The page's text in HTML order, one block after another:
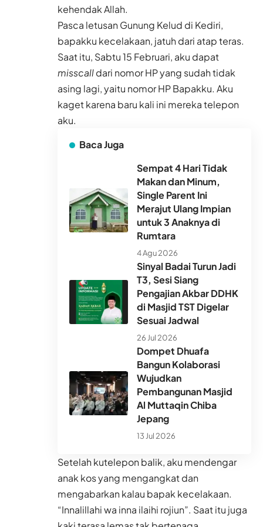
kehendak Allah.
Pasca letusan Gunung Kelud di Kediri,
bapakku kecelakaan, jatuh dari atap teras.
Saat itu, Sabtu 15 Februari, aku dapat
misscalldari nomor HP yang sudah tidak
asing lagi, yaitu nomor HP Bapakku. Aku
kaget karena baru kali ini mereka telepon
aku.
Baca Juga
Sempat 4 Hari Tidak
Makan dan Minum,
Single Parent Ini
Merajut Ulang Impian
untuk 3 Anaknya di
Rumtara
4 Agu 2026
Sinyal Badai Turun Jadi
T3, Sesi Siang
Pengajian Akbar DDHK
di Masjid TST Digelar
Sesuai Jadwal
26 Jul 2026
Dompet Dhuafa
Bangun Kolaborasi
Wujudkan
Pembangunan Masjid
Al Muttaqin Chiba
Jepang
13 Jul 2026
Setelah kutelepon balik, aku mendengar
anak kos yang mengangkat dan
mengabarkan kalau bapak kecelakaan.
“Innalillahi wa inna ilaihi rojiun”. Saat itu juga